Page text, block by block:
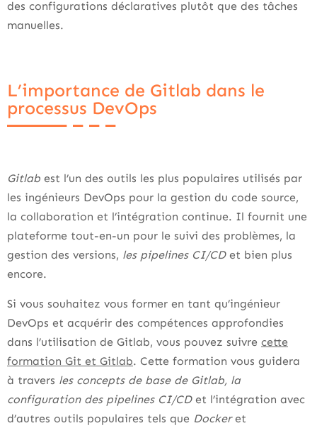
des configurations déclaratives plutôt que des tâches
manuelles.
L’importance de Gitlab dans le
processus DevOps
Gitlab est l’un des outils les plus populaires utilisés par
les ingénieurs DevOps pour la gestion du code source,
la collaboration et l’intégration continue. Il fournit une
plateforme tout-en-un pour le suivi des problèmes, la
gestion des versions, les pipelines CI/CDet bien plus
encore.
Si vous souhaitez vous former en tant qu’ingénieur
DevOps et acquérir des compétences approfondies
dans l’utilisation de Gitlab, vous pouvez suivre cette
formation Git et Gitlab. Cette formation vous guidera
à travers les concepts de base de Gitlab, la
configuration des pipelines CI/CDet l’intégration avec
d’autres outils populaires tels que Dockeret